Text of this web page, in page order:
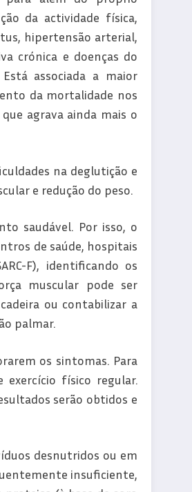
da actividade física,
hipertensão arterial,
crónica e doenças do
associada a maior
da mortalidade nos
agrava ainda mais o
na deglutição e
e redução do peso.
saudável. Por isso, o
de saúde, hospitais
F), identificando os
muscular pode ser
ou contabilizar a
palmar.
os sintomas. Para
exercício físico regular.
serão obtidos e
desnutridos ou em
insuficiente,